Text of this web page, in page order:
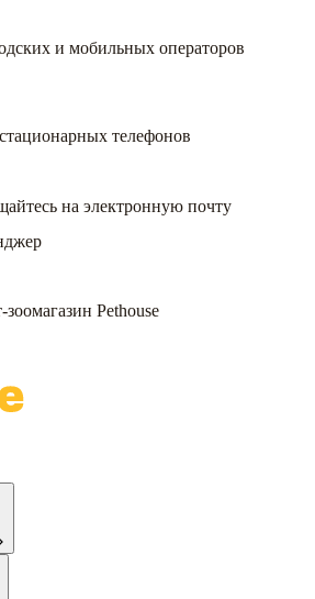
и мобильных операторов
телефонов
на электронную почту
Pethouse